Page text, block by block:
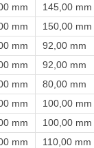
mm 145,00 mm
mm 150,00 mm
mm 92,00 mm
mm 92,00 mm
mm 80,00 mm
mm 100,00 mm
mm 100,00 mm
mm 110,00 mm